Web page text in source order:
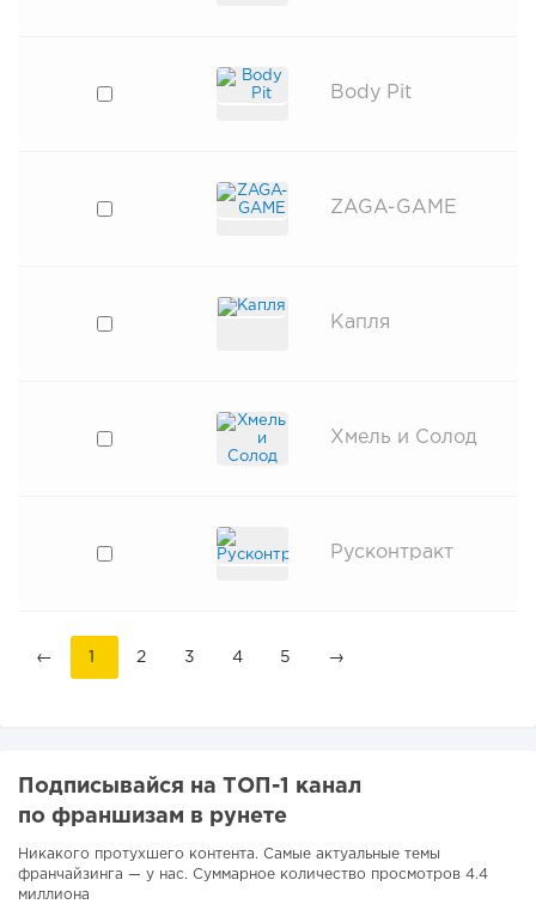
Body Pit
ZAGA-GAME
Капля
Хмель и Солод
Русконтракт
← 1 2 3 4 5 →
Подписывайся на ТОП-1 канал
по франшизам в рунете
Никакого протухшего контента. Самые актуальные темы
франчайзинга — у нас. Суммарное количество просмотров 4.4
миллиона